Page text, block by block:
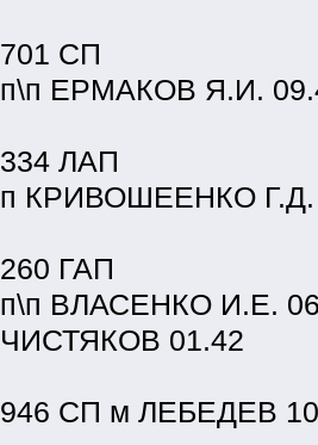
701 СП
п\п ЕРМАКОВ Я.И.
334 ЛАП
п КРИВОШЕЕНКО Г.Д.
260 ГАП
п\п ВЛАСЕНКО И.Е.
ЧИСТЯКОВ 01.42
946 СП м ЛЕБЕДЕВ